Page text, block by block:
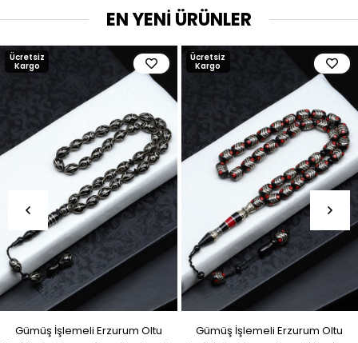
EN YENİ ÜRÜNLER
Gümüş İşlemeli Erzurum Oltu
Ücretsiz
Kargo
Gümüş İşlemeli Erzurum Oltu
Ücretsiz
Kargo